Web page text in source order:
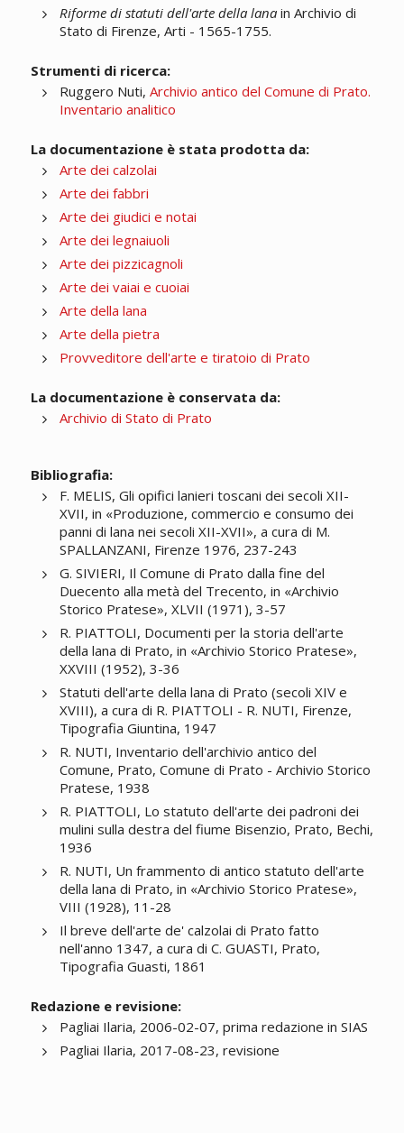
Riforme di statuti dell'arte della lanain Archivio di
Stato di Firenze, Arti - 1565-1755.
Strumenti di ricerca:
Ruggero Nuti, Archivio antico del Comune di Prato.
Inventario analitico
La documentazione è stata prodotta da:
Arte dei calzolai
Arte dei fabbri
Arte dei giudici e notai
Arte dei legnaiuoli
Arte dei pizzicagnoli
Arte dei vaiai e cuoiai
Arte della lana
Arte della pietra
Provveditore dell'arte e tiratoio di Prato
La documentazione è conservata da:
Archivio di Stato di Prato
Bibliografia:
F. MELIS, Gli opifici lanieri toscani dei secoli XII-
XVII, in «Produzione, commercio e consumo dei
panni di lana nei secoli XII-XVII», a cura di M.
SPALLANZANI, Firenze 1976, 237-243
G. SIVIERI, Il Comune di Prato dalla fine del
Duecento alla metà del Trecento, in «Archivio
Storico Pratese», XLVII (1971), 3-57
R. PIATTOLI, Documenti per la storia dell'arte
della lana di Prato, in «Archivio Storico Pratese»,
XXVIII (1952), 3-36
Statuti dell'arte della lana di Prato (secoli XIV e
XVIII), a cura di R. PIATTOLI - R. NUTI, Firenze,
Tipografia Giuntina, 1947
R. NUTI, Inventario dell'archivio antico del
Comune, Prato, Comune di Prato - Archivio Storico
Pratese, 1938
R. PIATTOLI, Lo statuto dell'arte dei padroni dei
mulini sulla destra del fiume Bisenzio, Prato, Bechi,
1936
R. NUTI, Un frammento di antico statuto dell'arte
della lana di Prato, in «Archivio Storico Pratese»,
VIII (1928), 11-28
Il breve dell'arte de' calzolai di Prato fatto
nell'anno 1347, a cura di C. GUASTI, Prato,
Tipografia Guasti, 1861
Redazione e revisione:
Pagliai Ilaria, 2006-02-07, prima redazione in SIAS
Pagliai Ilaria, 2017-08-23, revisione